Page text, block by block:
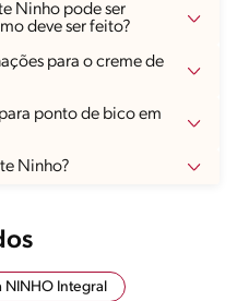
Ninho pode ser
deve ser feito?
para o creme de
ponto de bico em
Ninho?
NINHO Integral